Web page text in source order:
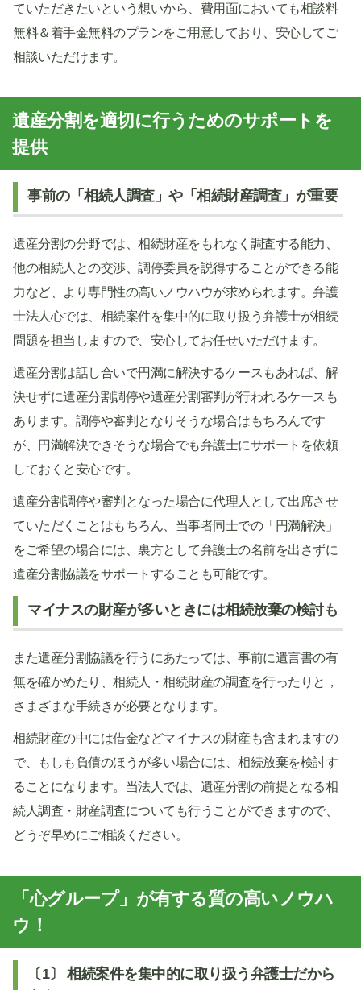
ていただきたいという想いから、費用面においても相談料
無料＆着手金無料のプランをご用意しており、安心してご
相談いただけます。
遺産分割を適切に行うためのサポートを
提供
事前の「相続人調査」や「相続財産調査」が重要
遺産分割の分野では、相続財産をもれなく調査する能力、
他の相続人との交渉、調停委員を説得することができる能
力など、より専門性の高いノウハウが求められます。弁護
士法人心では、相続案件を集中的に取り扱う弁護士が相続
問題を担当しますので、安心してお任せいただけます。
遺産分割は話し合いで円満に解決するケースもあれば、解
決せずに遺産分割調停や遺産分割審判が行われるケースも
あります。調停や審判となりそうな場合はもちろんです
が、円満解決できそうな場合でも弁護士にサポートを依頼
しておくと安心です。
遺産分割調停や審判となった場合に代理人として出席させ
ていただくことはもちろん、当事者同士での「円満解決」
をご希望の場合には、裏方として弁護士の名前を出さずに
遺産分割協議をサポートすることも可能です。
マイナスの財産が多いときには相続放棄の検討も
また遺産分割協議を行うにあたっては、事前に遺言書の有
無を確かめたり、相続人・相続財産の調査を行ったりと，
さまざまな手続きが必要となります。
相続財産の中には借金などマイナスの財産も含まれますの
で、もしも負債のほうが多い場合には、相続放棄を検討す
ることになります。当法人では、遺産分割の前提となる相
続人調査・財産調査についても行うことができますので、
どうぞ早めにご相談ください。
「心グループ」が有する質の高いノウハ
ウ！
〔1〕 相続案件を集中的に取り扱う弁護士だから